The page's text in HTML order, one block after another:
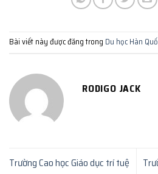
Bài viết này được đăng trong Du học Hàn
RODIGO JACK
Trường Cao học Giáo dục trí tuệ